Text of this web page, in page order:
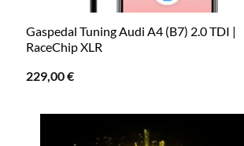
Gaspedal Tuning Audi A4 (B7) 2.0 TDI |
RaceChip XLR
229,00€